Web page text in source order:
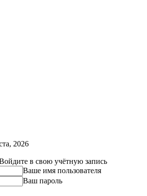
2026
в свою учётную запись
Ваше имя пользователя
Ваш пароль